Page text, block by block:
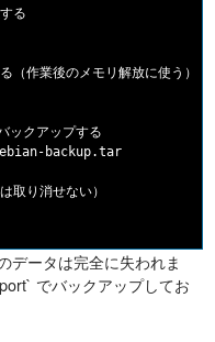
る
（作業後のメモリ解放に使う）
ックアップする
backup.tar
取り消せない）
データは完全に失われま
でバックアップしてお